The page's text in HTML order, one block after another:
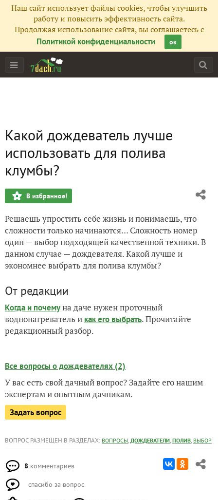
Наш сайт использует файлы cookies, чтобы улучшить
работу и повысить эффективность сайта.
Продолжая использование сайта, вы соглашаетесь с
Политикой конфиденциальности
ок
Какой дождеватель лучше
использовать для полива
клумбы?
В избранное!
Решаешь упростить себе жизнь и понимаешь, что
сложности только начинаются… Сложность номер
один — выбор подходящей качественной техники. В
данном случае — дождевателя. Какой лучше и
экономнее выбрать для полива клумбы?
От редакции
Когда и почемуна даче нужен проточный
воднонагреватель и как его выбрать. Прочитайте
редакционный разбор.
Все вопросы о дождевателях (2)
У вас есть свой дачный вопрос? Задайте его нашим
экспертам и опытным дачникам.
Задать вопрос
ВОПРОС РАЗМЕЩЕН В РАЗДЕЛАХ: ВОПРОСЫ, ДОЖДЕВАТЕЛИ, ПОЛИВ, ВЫБОР
8 комментариев
спасибо за вопрос